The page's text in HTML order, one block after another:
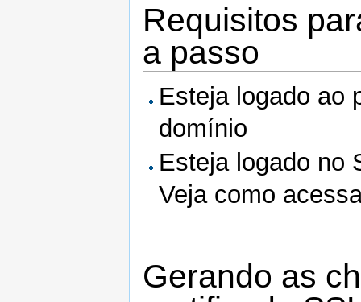
Requisitos
a passo
Esteja logado ao
domínio
Esteja logado no
Veja como
Gerando as